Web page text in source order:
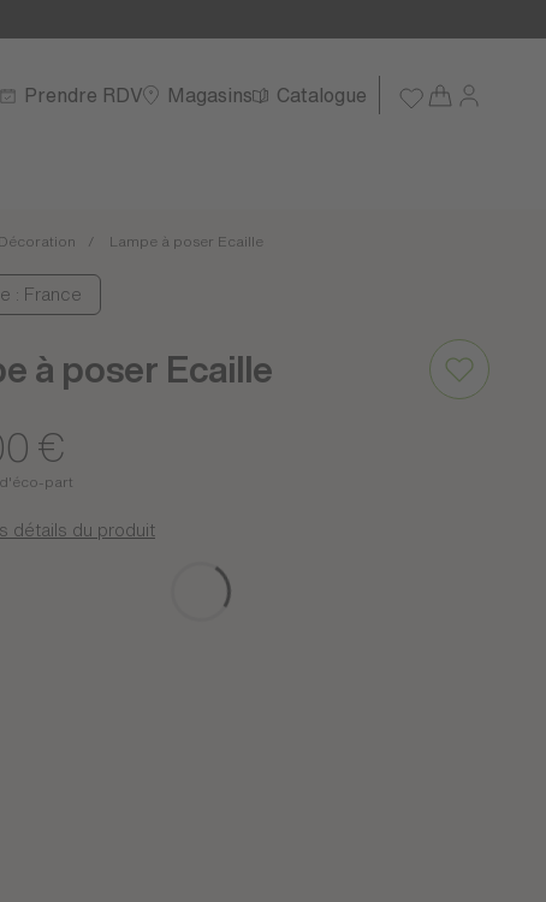
Prendre RDV Magasins Catalogue
Décoration Lampe à poser Ecaille
: France
à poser Ecaille
€
part
détails du produit